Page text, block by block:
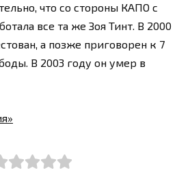
что со стороны КАПО с
все та же Зоя Тинт. В 2000
а позже приговорен к 7
В 2003 году он умер в